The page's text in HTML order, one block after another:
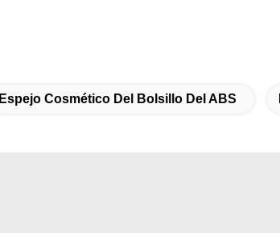
Espejo Cosmético Del Bolsillo Del ABS